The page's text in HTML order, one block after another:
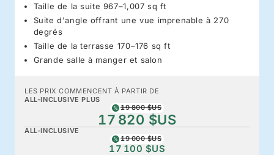
Taille de la suite 967–1,007 sq ft
Suite d'angle offrant une vue imprenable à 270
degrés
Taille de la terrasse 170–176 sq ft
Grande salle à manger et salon
LES PRIX COMMENCENT À PARTIR DE
ALL-INCLUSIVE PLUS
19 800 $US
17 820 $US
ALL-INCLUSIVE
19 000 $US
17 100 $US